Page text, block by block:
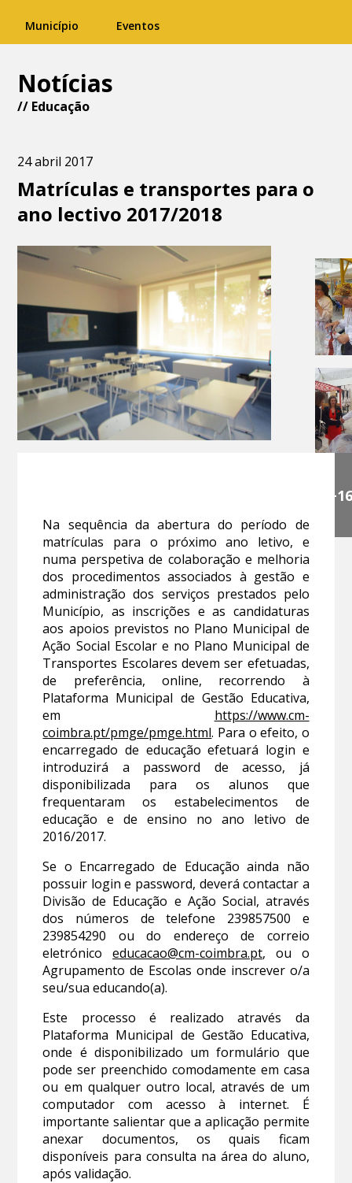
Município Eventos
Notícias
// Educação
24 abril 2017
Matrículas e transportes para o
ano lectivo 2017/2018
+16
Na sequência da abertura do período de
matrículas para o próximo ano letivo, e
numa perspetiva de colaboração e melhoria
dos procedimentos associados à gestão e
administração dos serviços prestados pelo
Município, as inscrições e as candidaturas
aos apoios previstos no Plano Municipal de
Ação Social Escolar e no Plano Municipal de
Transportes Escolares devem ser efetuadas,
de preferência, online, recorrendo à
Plataforma Municipal de Gestão Educativa,
em https://www.cm-
coimbra.pt/pmge/pmge.html. Para o efeito, o
encarregado de educação efetuará login e
introduzirá a password de acesso, já
disponibilizada para os alunos que
frequentaram os estabelecimentos de
educação e de ensino no ano letivo de
2016/2017.
Se o Encarregado de Educação ainda não
possuir login e password, deverá contactar a
Divisão de Educação e Ação Social, através
dos números de telefone 239857500 e
239854290 ou do endereço de correio
eletrónicoeducacao@cm-coimbra.pt, ou o
Agrupamento de Escolas onde inscrever o/a
seu/sua educando(a).
Este processo é realizado através da
Plataforma Municipal de Gestão Educativa,
onde é disponibilizado um formulário que
pode ser preenchido comodamente em casa
ou em qualquer outro local, através de um
computador com acesso à internet. É
importante salientar que a aplicação permite
anexar documentos, os quais ficam
disponíveis para consulta na área do aluno,
após validação.